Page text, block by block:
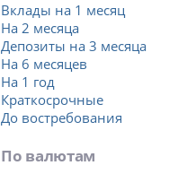
Вклады на 1 месяц
На 2 месяца
Депозиты на 3 месяца
На 6 месяцев
На 1 год
Краткосрочные
До востребования
По валютам